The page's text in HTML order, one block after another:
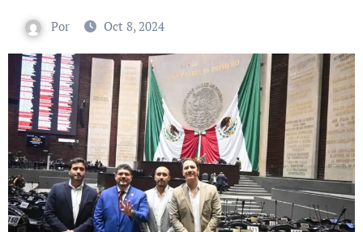
Por Oct 8, 2024